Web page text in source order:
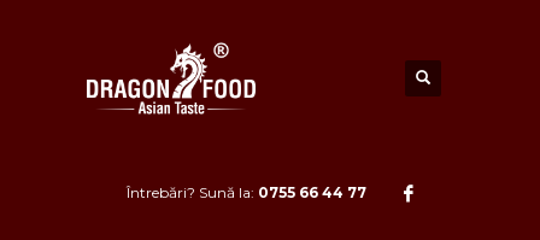
Întrebări? Sună la: 0755 66 44 77